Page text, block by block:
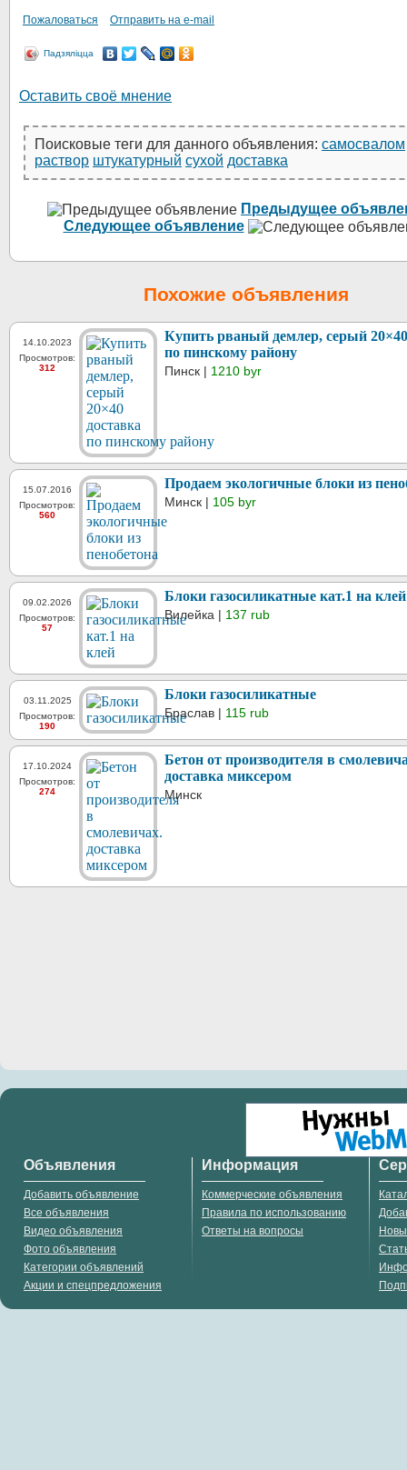
Пожаловаться Отправить на e-mail
Падзяліцца
Оставить своё мнение
Поисковые теги для данного объявления: самосвалом
раствор штукатурный сухой доставка
Предыдущее
Следующее объявление
Похожие объявления
14.10.2023
Просмотров:
312
Купить рваный демлер, серый
по пинскому району
Пинск | 1210 byr
15.07.2016
Просмотров:
560
Продаем экологичные блоки из
Минск | 105 byr
09.02.2026
Просмотров:
57
Блоки газосиликатные кат.1 на клей
Вилейка | 137 rub
03.11.2025
Просмотров:
190
Блоки газосиликатные
Браслав | 115 rub
17.10.2024
Просмотров:
274
Бетон от производителя в
доставка миксером
Минск
Объявления
Добавить объявление
Все объявления
Видео объявления
Фото объявления
Категории объявлений
Акции и спецпредложения
Информация
Коммерческие объявления
Правила по использованию
Ответы на вопросы